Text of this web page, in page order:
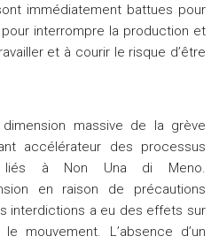
immédiatement battues pour
interrompre la production et
et à courir le risque d’être
massive de la grève
accélérateur des processus
liés à Non Una di Meno.
en raison de précautions
interdictions a eu des effets sur
mouvement. L’absence d’un